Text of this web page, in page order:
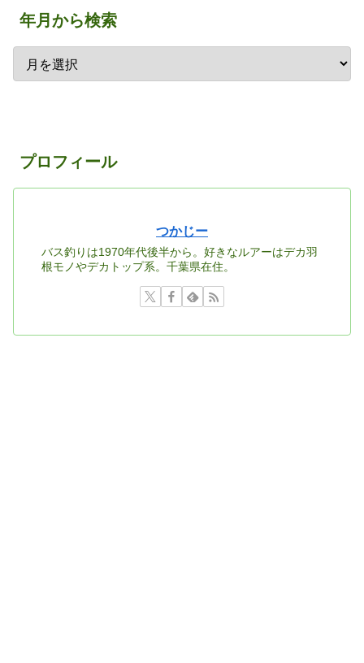
年月から検索
プロフィール
つかじー
バス釣りは1970年代後半から。好きなルアーはデカ羽
根モノやデカトップ系。千葉県在住。